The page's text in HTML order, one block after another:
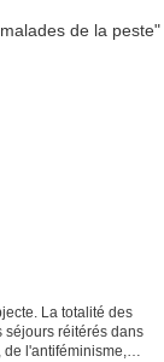
La totalité des
séjours réitérés dans
de l'antiféminisme,